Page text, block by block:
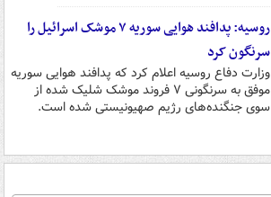
روسیه: پدافند هوایی سوریه ۷ موشک اسرائیل را
سرنگون کرد
وزارت دفاع روسیه اعلام کرد که پدافند هوایی سوریه
موفق به سرنگونی ۷ فروند موشک شلیک شده از
سوی جنگنده‌های رژیم صهیونیستی شده است.